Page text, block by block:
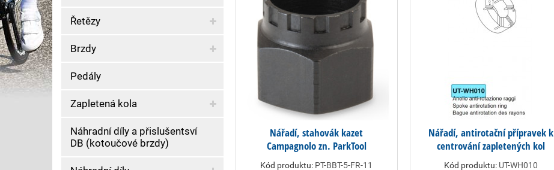
Nářadí, stahovák kazet
Campagnolo zn. ParkTool
Kód produktu: PT-BBT-5-FR-11
Nářadí, antirotační přípravek k
centrování zapletených kol
Kód produktu: UT-WH010
Řetězy
Brzdy
Pedály
Zapletená kola
Náhradní díly a přislušentsví
DB (kotoučové brzdy)